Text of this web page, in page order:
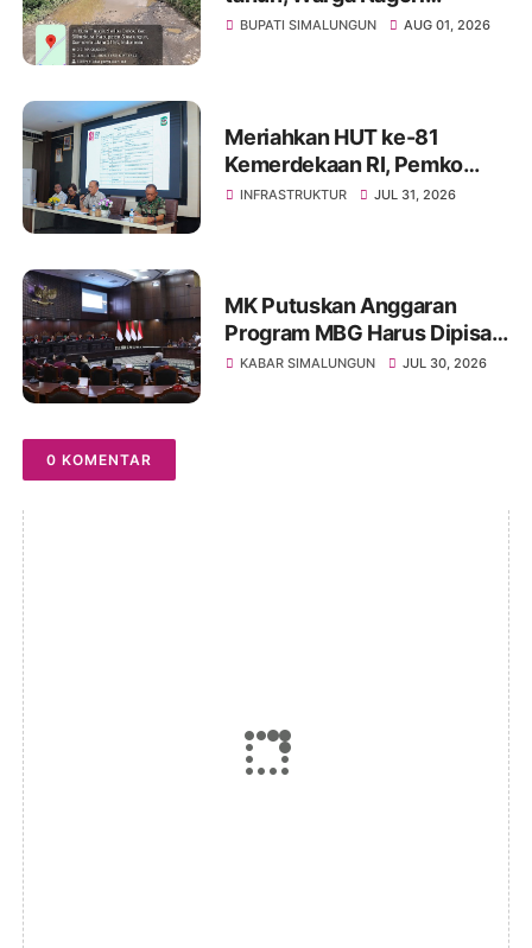
Sibangun Mariah Bergotong
BUPATI SIMALUNGUN AUG 01, 2026
Meriahkan HUT ke-81
Kemerdekaan RI, Pemko
Pematangsiantar
INFRASTRUKTUR JUL 31, 2026
MK Putuskan Anggaran
Program MBG Harus Dipisah
dari Anggaran Pendidikan
KABAR SIMALUNGUN JUL 30, 2026
0 KOMENTAR